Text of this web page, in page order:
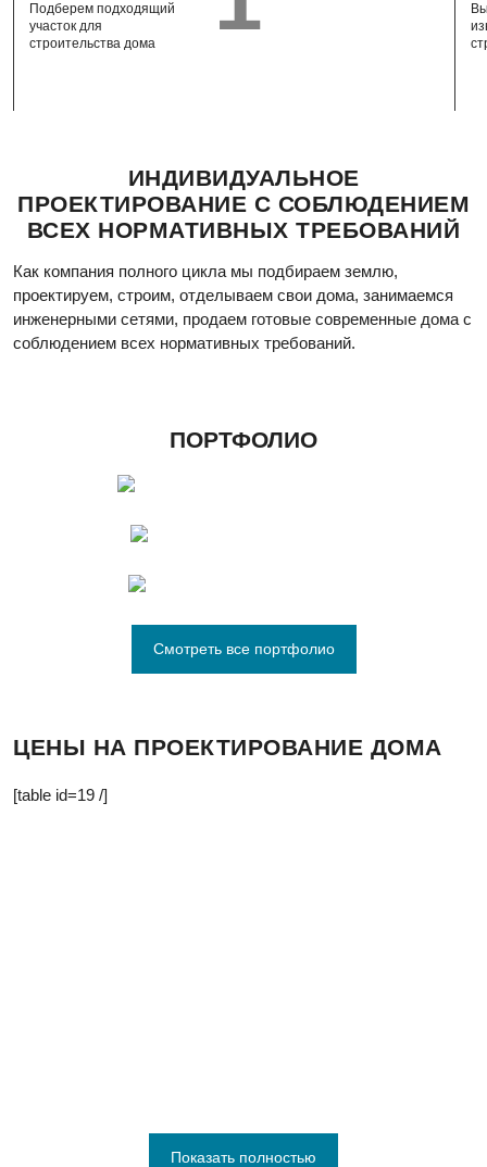
рентабельным решением
(ознакомиться с каталогом проектов)
Подберем подходящий
участок для
строительства дома
ИНДИВИДУАЛЬНОЕ
ПРОЕКТИРОВАНИЕ С СОБЛЮДЕНИЕМ
ВСЕХ НОРМАТИВНЫХ ТРЕБОВАНИЙ
Как компания полного цикла мы подбираем землю,
проектируем, строим, отделываем свои дома, занимаемся
инженерными сетями, продаем готовые современные дома с
соблюдением всех нормативных требований.
ПОРТФОЛИО
Смотреть все портфолио
ЦЕНЫ НА ПРОЕКТИРОВАНИЕ ДОМА
[table id=19 /]
Показать полностью